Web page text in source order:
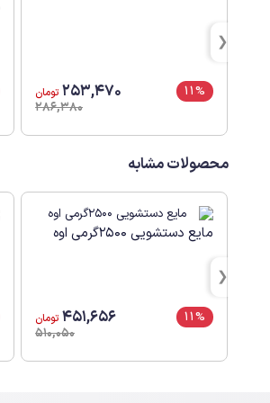
11%
253,470 تومان
286,380
محصولات مشابه
مایع دستشویی 2500گرمی اوه
11%
451,656 تومان
510,050